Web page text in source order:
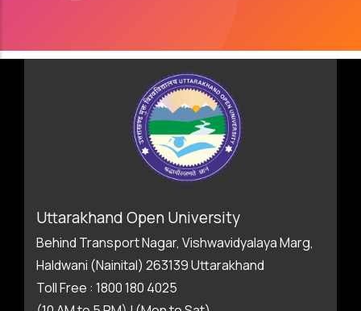
Uttarakhand Open University
Behind Transport Nagar, Vishwavidyalaya Marg,
Haldwani (Nainital) 263139 Uttarakhand
Toll Free : 1800 180 4025